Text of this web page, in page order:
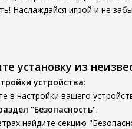
Наслаждайся игрой и не
установку из
устройства:
в настройки вашего
"Безопасность":
найдите секцию